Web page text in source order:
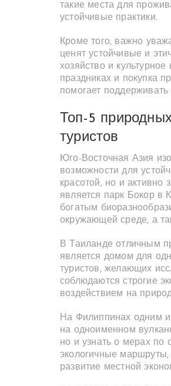
такие места для
устойчивые практики.
Кроме того, важно
ценят устойчивые и
хозяйство и
праздниках и покупка
помогает
Топ-5
туристов
Юго-Восточная Азия
возможности для
красотой, но и активно
является парк Бокор в
богатым
окружающей среде, а
В Таиланде отличным
является домом для
туристов, желающих
соблюдаются строгие
воздействием на
На Филиппинах одним
на одноименном
но и узнать о мерах по
экологичные
развитие местной